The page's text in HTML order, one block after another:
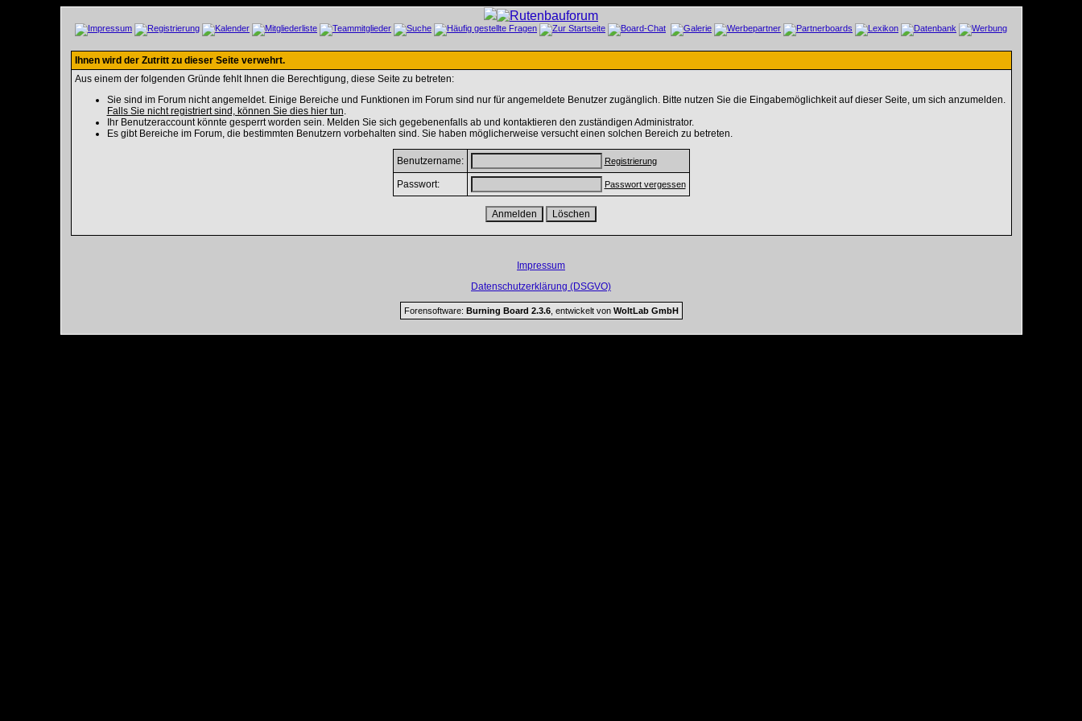
Ihnen wird der Zutritt zu dieser Seite verwehrt.
Aus einem der folgenden Gründe fehlt Ihnen die Berechtigung, diese Seite zu betreten:
Sie sind im Forum nicht angemeldet. Einige Bereiche und Funktionen im Forum sind nur für angemeldete Benutzer zugänglich. Bitte nutzen Sie die Eingabemöglichkeit auf dieser Seite, um sich anzumelden.
Falls Sie nicht registriert sind, können Sie dies hier tun.
Ihr Benutzeraccount könnte gesperrt worden sein. Melden Sie sich gegebenenfalls ab und kontaktieren den zuständigen Administrator.
Es gibt Bereiche im Forum, die bestimmten Benutzern vorbehalten sind. Sie haben möglicherweise versucht einen solchen Bereich zu betreten.
Benutzername: Registrierung
Passwort: Passwort vergessen
Impressum
Datenschutzerklärung (DSGVO)
Forensoftware: Burning Board 2.3.6, entwickelt von WoltLab GmbH